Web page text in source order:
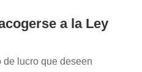
a la Ley
de lucro que deseen